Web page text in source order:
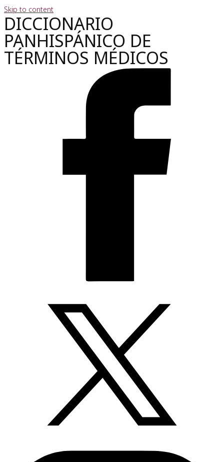
Skip to content
DICCIONARIO
PANHISPÁNICO DE
TÉRMINOS MÉDICOS